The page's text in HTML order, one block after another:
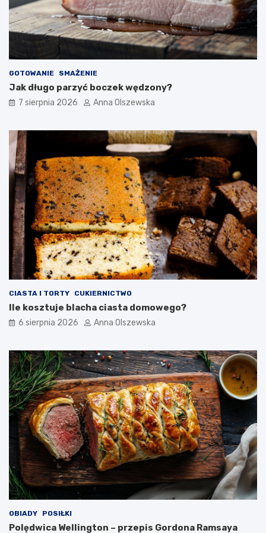
d
o
n
w
c
z
e
j
u
c
n
?
GOTOWANIE SMAŻENIE
Jak długo parzyć boczek wędzony?
7 sierpnia 2026 Anna Olszewska
CIASTA I TORTY CUKIERNICTWO
Ile kosztuje blacha ciasta domowego?
6 sierpnia 2026 Anna Olszewska
OBIADY POSIŁKI
Polędwica Wellington – przepis Gordona Ramsaya